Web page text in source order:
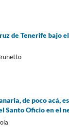
de Tenerife bajo
de poco acá,
Santo Oficio en el